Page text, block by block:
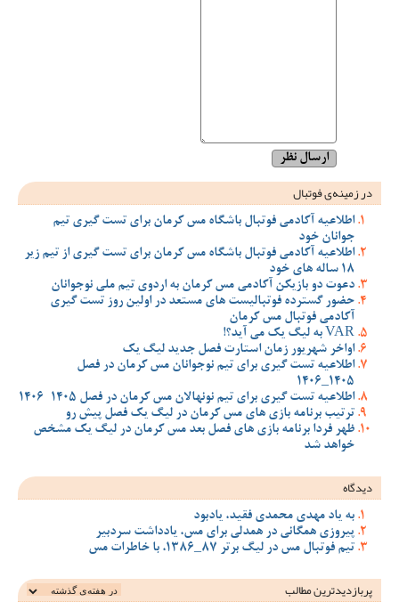
در زمینه‌ی فوتبال
اطلاعیه آکادمی فوتبال باشگاه مس کرمان برای تست گیری تیم
جوانان خود
اطلاعیه آکادمی فوتبال باشگاه مس کرمان برای تست گیری از تیم زیر
18 ساله های خود
دعوت دو بازیکن آکادمی مس کرمان به اردوی تیم ملی نوجوانان
حضور گسترده فوتبالیست های مستعد در اولین روز تست گیری
آکادمی فوتبال مس کرمان
VAR به لیگ یک می آید؟!
اواخر شهریور زمان استارت فصل جدید لیگ یک
اطلاعیه تست گیری برای تیم نوجوانان مس کرمان در فصل
1405_1406
اطلاعیه تست گیری برای تیم نونهالان مس کرمان در فصل 1405-1406
ترتیب برنامه بازی های مس کرمان در لیگ یک فصل پیش رو
ظهر فردا برنامه بازی های فصل بعد مس کرمان در لیگ یک مشخص
خواهد شد
دیدگاه
به یاد مهدی محمدی فقید، یادبود
پیروزی همگانی در همدلی برای مس، یادداشت سردبیر
تیم فوتبال مس در لیگ برتر 87_1386، با خاطرات مس
پربازدیدترین‌ مطالب